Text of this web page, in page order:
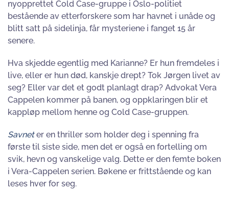
nyopprettet Cold Case-gruppe i Oslo-politiet
bestående av etterforskere som har havnet i unåde og
blitt satt på sidelinja, får mysteriene i fanget 15 år
senere.
Hva skjedde egentlig med Karianne? Er hun fremdeles i
live, eller er hun død, kanskje drept? Tok Jørgen livet av
seg? Eller var det et godt planlagt drap? Advokat Vera
Cappelen kommer på banen, og oppklaringen blir et
kappløp mellom henne og Cold Case-gruppen.
Savneter en thriller som holder deg i spenning fra
første til siste side, men det er også en fortelling om
svik, hevn og vanskelige valg. Dette er den femte boken
i Vera-Cappelen serien. Bøkene er frittstående og kan
leses hver for seg.